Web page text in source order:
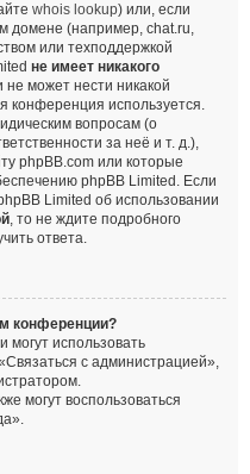
whois lookup) или, если
домене (например, chat.ru,
или техподдержкой
не имеет никакого
не может нести никакой
конференция используется.
вопросам (о
за неё и т. д.),
phpBB.com или которые
phpBB Limited. Если
Limited об использовании
, то не ждите подробного
ответа.
конференции?
могут использовать
с администрацией»,
могут воспользоваться